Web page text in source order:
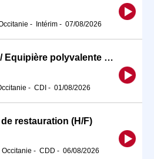
- Intérim - 07/08/2026
Equipier polyvalent / Equipière polyvalente de restauration rapid (H/F)
- CDI - 01/08/2026
restauration (H/F)
- CDD - 06/08/2026